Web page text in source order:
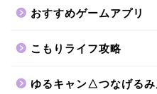
おすすめゲームアプリ
こもりライフ攻略
ゆるキャン△つなげる